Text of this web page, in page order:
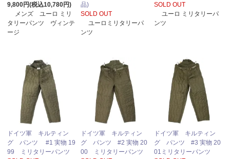
9,800円(税込10,780円)
メンズ ユーロ ミリ
タリーパンツ ヴィンテ
ージ
品)
SOLD OUT
ユーロミリタリーパ
ンツ
SOLD OUT
ユーロ ミリタリーパ
ンツ
ドイツ軍 キルティン
グ パンツ #1 実物 19
99 ミリタリーパンツ
ドイツ軍 キルティン
グ パンツ #2 実物 20
00 ミリタリーパンツ
ドイツ軍 キルティン
グ パンツ #3 実物 20
01ミリタリーパンツ